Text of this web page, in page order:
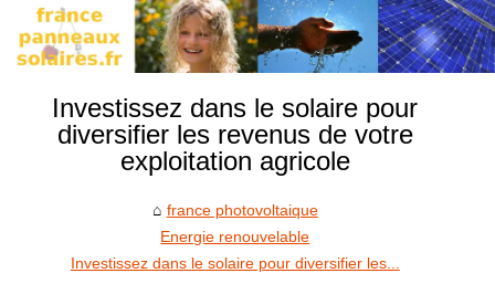
Investissez dans le solaire pour
diversifier les revenus de votre
exploitation agricole
france photovoltaique
Energie renouvelable
Investissez dans le solaire pour diversifier les...